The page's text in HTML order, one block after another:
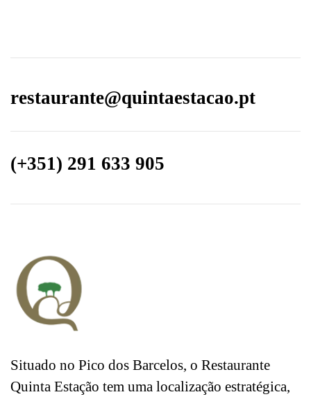
restaurante@quintaestacao.pt
(+351) 291 633 905
Situado no Pico dos Barcelos, o Restaurante
Quinta Estação tem uma localização estratégica,